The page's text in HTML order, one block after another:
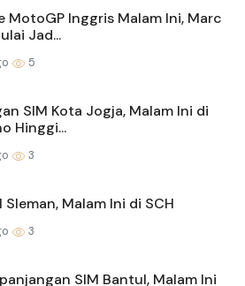
MotoGP Inggris Malam Ini, Marc
Jad...
5
SIM Kota Jogja, Malam Ini di
Hinggi...
3
Sleman, Malam Ini di SCH
3
SIM Bantul, Malam Ini